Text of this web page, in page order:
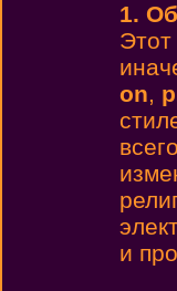
1.
on,
и